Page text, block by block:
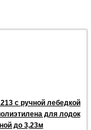
с ручной лебедкой
для лодок
до 3,23м